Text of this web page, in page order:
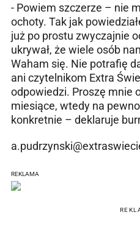
- Powiem szczerze – nie
ochoty. Tak jak
już po prostu zwyczajnie
ukrywał, że wiele osób
Waham się. Nie potrafię
ani czytelnikom Extra
odpowiedzi. Proszę mnie
miesiące, wtedy na
konkretnie – deklaruje
REKLAMA